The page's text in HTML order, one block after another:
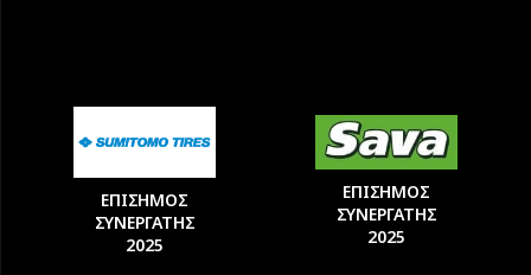
ΕΠΙΣΗΜΟΣ
ΣΥΝΕΡΓΑΤΗΣ
2025
ΕΠΙΣΗΜΟΣ
ΣΥΝΕΡΓΑΤΗΣ
2025